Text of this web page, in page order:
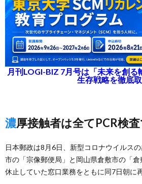
月刊LOGI-BIZ 7月号は「未来を創る
生存戦略を徹底
濃厚接触者は全てPCR検
日本郵政は8月6日、新型コロナウイルス
市の「宗像郵便局」と岡山県倉敷市の「
休止していた窓口業務をともに同7日朝に